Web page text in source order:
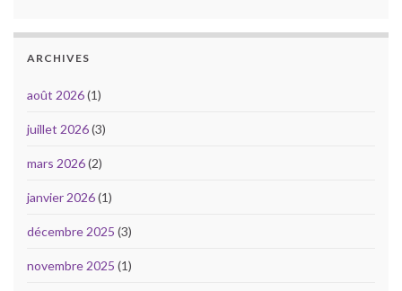
ARCHIVES
août 2026(1)
juillet 2026(3)
mars 2026(2)
janvier 2026(1)
décembre 2025 (3)
novembre 2025 (1)